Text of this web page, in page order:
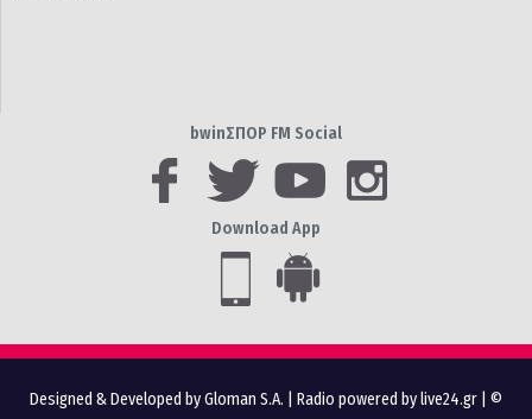
bwinΣΠΟΡ FM Social
Download App
Designed & Developed by Gloman S.A. Radio powered by live24.gr | ©